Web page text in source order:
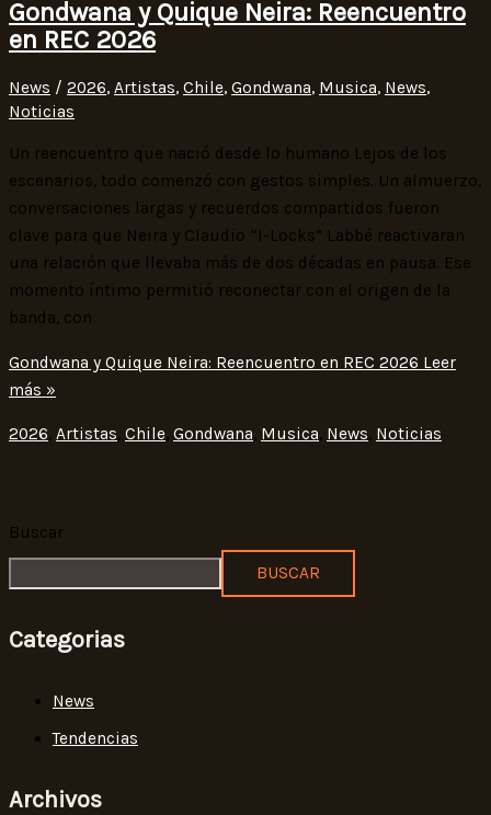
Gondwana y Quique Neira: Reencuentro
en REC 2026
News / 2026, Artistas, Chile, Gondwana, Musica, News,
Noticias
Un reencuentro que nació desde lo humano Lejos de los
escenarios, todo comenzó con gestos simples. Un almuerzo,
conversaciones largas y recuerdos compartidos fueron
clave para que Neira y Claudio “I-Locks” Labbé reactivaran
una relación que llevaba más de dos décadas en pausa. Ese
momento íntimo permitió reconectar con el origen de la
banda, con
Gondwana y Quique Neira: Reencuentro en REC 2026 Leer
más »
2026, Artistas, Chile, Gondwana, Musica, News, Noticias
Buscar
BUSCAR
Categorias
News
Tendencias
Archivos